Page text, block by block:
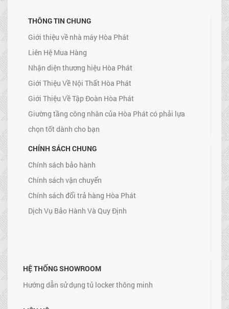
THÔNG TIN CHUNG
Giới thiệu về nhà máy Hòa Phát
Liên Hệ Mua Hàng
Nhận diện thương hiệu Hòa Phát
Giới Thiệu Về Nội Thất Hòa Phát
Giới Thiệu Về Tập Đoàn Hòa Phát
Giường tầng công nhân của Hòa Phát có phải lựa
chọn tốt dành cho bạn
CHÍNH SÁCH CHUNG
Chính sách bảo hành
Chính sách vận chuyển
Chính sách đổi trả hàng Hòa Phát
Dịch Vụ Bảo Hành Và Quy Định
HỆ THỐNG SHOWROOM
Hướng dẫn sử dụng tủ locker thông minh